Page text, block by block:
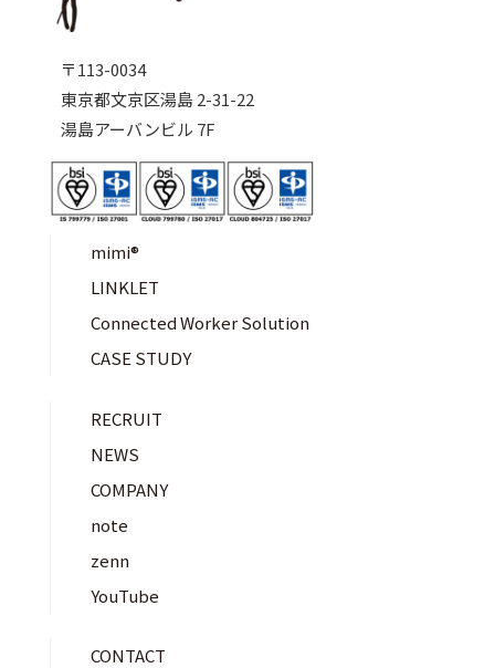
〒113-0034
東京都文京区湯島 2-31-22
湯島アーバンビル 7F
mimi®︎
LINKLET
Connected Worker Solution
CASE STUDY
RECRUIT
NEWS
COMPANY
note
zenn
YouTube
CONTACT